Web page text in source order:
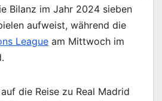
Bilanz im Jahr 2024 sieben
aufweist, während die
League am Mittwoch im
die Reise zu Real Madrid